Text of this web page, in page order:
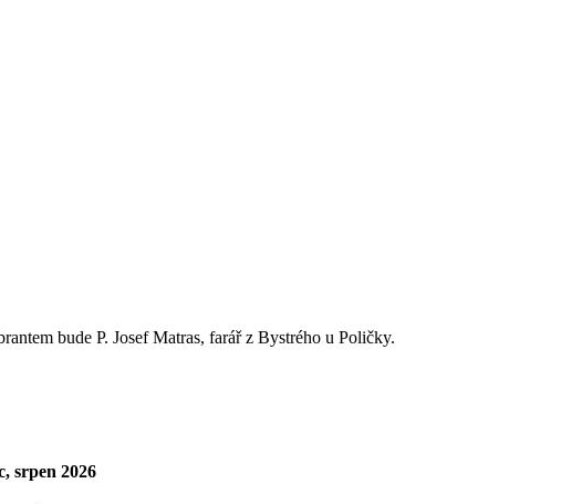
bude P. Josef Matras, farář z Bystrého u Poličky.
srpen 2026